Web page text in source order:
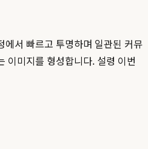
서 빠르고 투명하며 일관된 커뮤
이미지를 형성합니다. 설령 이번